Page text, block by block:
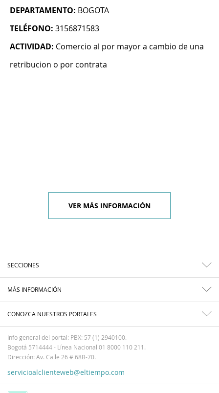
DEPARTAMENTO: BOGOTA
TELÉFONO: 3156871583
ACTIVIDAD: Comercio al por mayor a cambio de una
retribucion o por contrata
VER MÁS INFORMACIÓN
SECCIONES
MÁS INFORMACIÓN
CONOZCA NUESTROS PORTALES
Info general del portal: PBX: 57 (1) 2940100.
Bogotá 5714444 - Línea Nacional 01 8000 110 211.
Dirección: Av. Calle 26 # 68B-70.
servicioalclienteweb@eltiempo.com